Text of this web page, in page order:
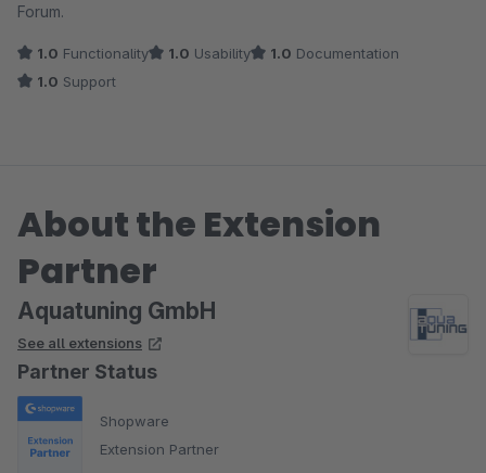
Forum.
1.0 Functionality 1.0 Usability 1.0 Documentation
1.0 Support
About the Extension
Partner
Aquatuning GmbH
See all extensions
Partner Status
Shopware
Extension Partner